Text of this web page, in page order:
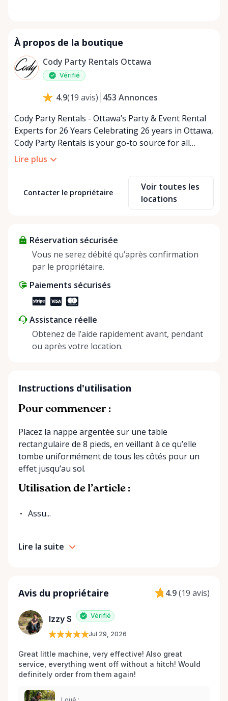
À propos de la boutique
Cody Party Rentals Ottawa
Vérifié
4.9(19 avis) 453 Annonces
Cody Party Rentals - Ottawa’s Party & Event Rental
Experts for 26 Years Celebrating 26 years in Ottawa,
Cody Party Rentals is your go-to source for all
things party and event rentals. We’re proud to be a
partner of Rent Anything, expanding our offerings
At Cody Party Rentals, we believe in the power of
sharing—giving others the chance to rent out their
helping people enjoy more for less while making a
positive impact on the environment. By choosing to
share instead of buy, we’re all doing our part to
Lire plus
Contacter le propriétaire
Voir toutes les
locations
Réservation sécurisée
Vous ne serez débité qu’après confirmation
par le propriétaire.
Paiements sécurisés
Assistance réelle
Obtenez de l’aide rapidement avant, pendant
ou après votre location.
Instructions d'utilisation
Pour commencer :
Placez la nappe argentée sur une table
rectangulaire de 8 pieds, en veillant à ce qu’elle
tombe uniformément de tous les côtés pour un
effet jusqu’au sol.
Utilisation de l’article :
Assu...
Lire la suite
Avis du propriétaire 4.9(19 avis)
Izzy S Vérifié
Jul 29, 2026
Great little machine, very effective! Also great
service, everything went off without a hitch! Would
definitely order from them again!